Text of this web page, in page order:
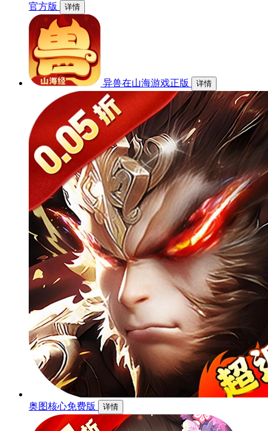
官方版
详情
异兽在山海游戏正版 详情
奥图核心免费版 详情